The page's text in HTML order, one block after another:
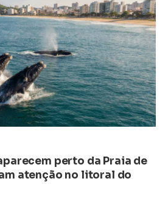
perto da Praia de
atenção no litoral do